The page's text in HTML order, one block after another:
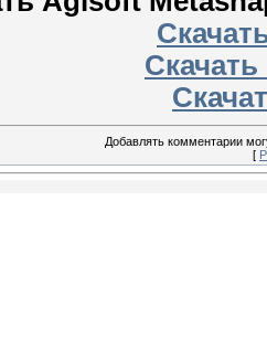
Добавлять комментарии
[